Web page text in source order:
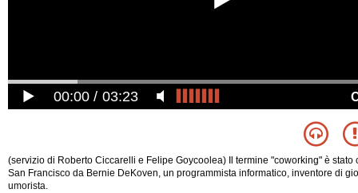
00:00 03:23
(servizio di Roberto Ciccarelli e Felipe Goycoolea) Il termine "coworking" è stato
San Francisco da Bernie DeKoven, un programmista informatico, inventore di
umorista.